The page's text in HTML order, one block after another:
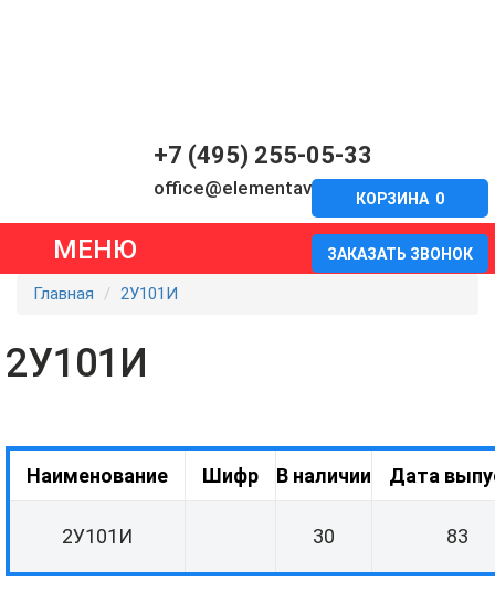
+7 (495) 255-05-33
office@elementavia.ru
ЗАКАЗАТЬ ЗВОНОК
КОРЗИНА 0
МЕНЮ
Главная 2У101И
2У101И
Наименование Шифр В наличии Дата
2У101И 30 83